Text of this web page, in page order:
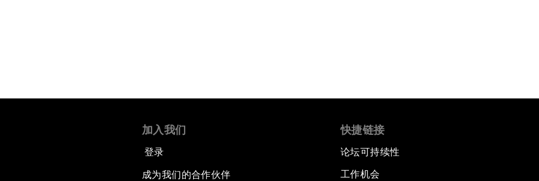
加入我们
登录
成为我们的合作伙伴
快捷链接
论坛可持续性
工作机会